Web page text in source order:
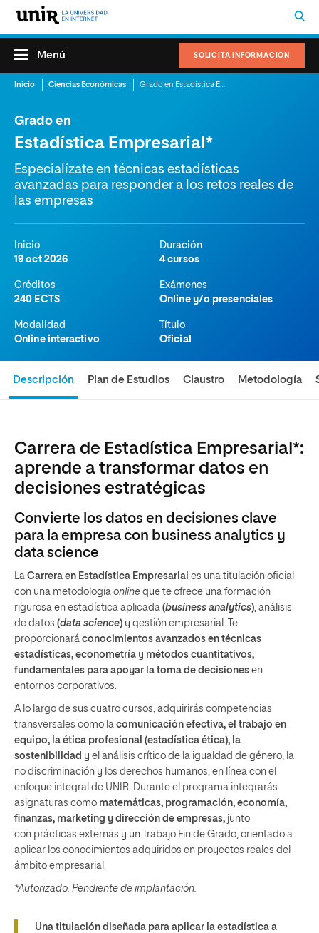
SOLICITA INFORMACIÓN
Menú
Inicio Ciencias Económicas
Grado en
Estadística Empresarial*
Especialízate en técnicas estadísticas
avanzadas para responder a los retos reales de
las empresas
Inicio
19 oct 2026
Duración
4 cursos
Créditos
240 ECTS
Exámenes
Online y/o presenciales
Modalidad
Online interactivo
Título
Oficial
Descripción Plan de Estudios Claustro Metodología
Carrera de Estadística Empresarial*:
aprende a transformar datos en
decisiones estratégicas
Convierte los datos en decisiones clave
para la empresa con business analytics y
data science
La Carrera en Estadística Empresarial es una titulación oficial
con una metodología online que te ofrece una formación
rigurosa en estadística aplicada (business analytics), análisis
de datos (data science) y gestión empresarial. Te
proporcionará conocimientos avanzados en técnicas
estadísticas, econometría y métodos cuantitativos,
fundamentales para apoyar la toma de decisiones en
entornos corporativos.
A lo largo de sus cuatro cursos, adquirirás competencias
transversales como la comunicación efectiva, el trabajo en
equipo, la ética profesional (estadística ética), la
sostenibilidad y el análisis crítico de la igualdad de género, la
no discriminación y los derechos humanos, en línea con el
enfoque integral de UNIR. Durante el programa integrarás
asignaturas como matemáticas, programación, economía,
finanzas, marketing y dirección de empresas, junto
con prácticas externas y un Trabajo Fin de Grado, orientado a
aplicar los conocimientos adquiridos en proyectos reales del
ámbito empresarial.
*Autorizado. Pendiente de implantación.
Una titulación diseñada para aplicar la estadística a